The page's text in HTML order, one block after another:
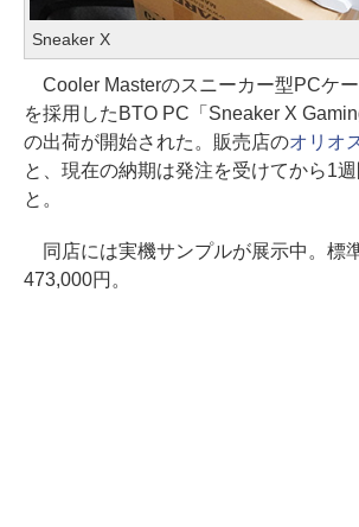
Sneaker X
Cooler Masterのスニーカー型PCケー
を採用したBTO PC「Sneaker X
の出荷が開始された。販売店のオリオ
と、現在の納期は発注を受けてから1
と。
同店には実機サンプルが展示中。標
473,000円。